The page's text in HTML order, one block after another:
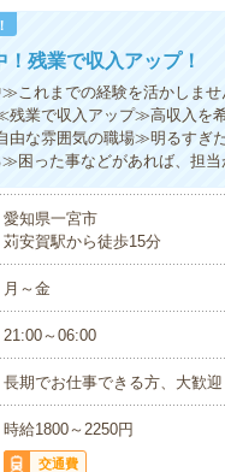
！残業で収入アップ！
これまでの経験を活かしま
残業で収入アップ≫高収入を
由な雰囲気の職場≫明るすぎ
困った事などがあれば、担当
愛知県一宮市
苅安賀駅から徒歩15分
月～金
21:00～06:00
長期でお仕事できる方、大歓迎
時給1800～2250円
交通費